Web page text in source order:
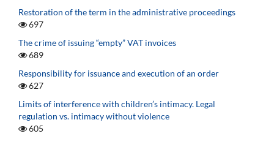
Restoration of the term in the administrative proceedings
697
The crime of issuing “empty” VAT invoices
689
Responsibility for issuance and execution of an order
627
Limits of interference with children’s intimacy. Legal
regulation vs. intimacy without violence
605